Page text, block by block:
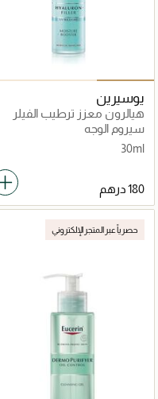
يوسيرين
هيالرون معزز ترطيب الفيلر
سيروم الوجه
30ml
حصرياً عبر المتجر الإلكتروني